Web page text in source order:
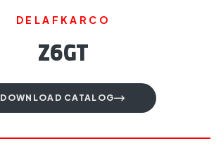
DELAFKARCO
Z6 GT
DOWNLOAD CATALOG